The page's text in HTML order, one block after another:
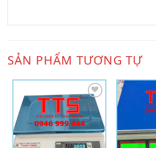
SẢN PHẨM TƯƠNG TỰ
Add to
Wishlist